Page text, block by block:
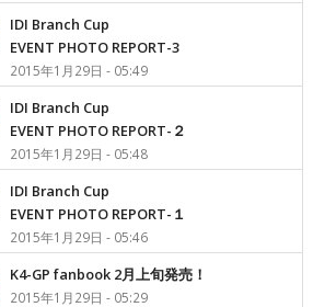
IDI Branch Cup
EVENT PHOTO REPORT-3
2015年1月29日 - 05:49
IDI Branch Cup
EVENT PHOTO REPORT-２
2015年1月29日 - 05:48
IDI Branch Cup
EVENT PHOTO REPORT-１
2015年1月29日 - 05:46
K4-GP fanbook 2月上旬発売！
2015年1月29日 - 05:29